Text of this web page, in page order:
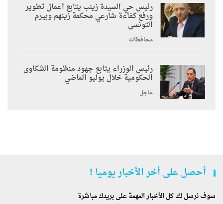
رئيس حي السيدة زينب يتابع أعمال تطوير
ورفع كفاءة شارعي محكمة زينهم وبيرم
التونسى
محافظات
رئيس الوزراء يتابع جهود منظومة الشكاوى
الحكومية خلال يوليو الماضي
عاجل
أحصل على أخر الأخبار يوميا !
سوف نرسل لك كل الأخبار المهمة على بريدك مباشرة